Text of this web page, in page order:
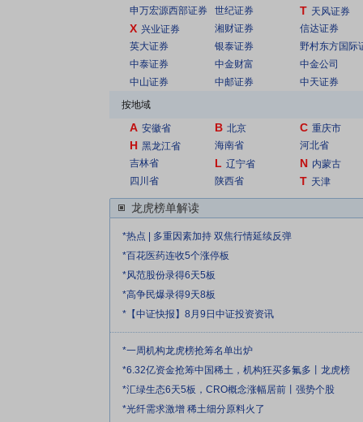
申万宏源西部证券
世纪证券 T 天风证券
X 兴业证券 湘财证券
信达证券
英大证券
银泰证券
野村东方国际
中泰证券
中金财富
中金公司
中山证券
中邮证券
中天证券
按地域
A 安徽省 B 北京 C 重庆市
H 黑龙江省 海南省
河北省
吉林省
L 辽宁省 N 内蒙古
四川省
陕西省 T 天津
龙虎榜单解读
*热点 | 多重因素加持 双焦行情延续反弹
*百花医药连收5个涨停板
*风范股份录得6天5板
*高争民爆录得9天8板
*【中证快报】8月9日中证投资资讯
*一周机构龙虎榜抢筹名单出炉
*6.32亿资金抢筹中国稀土，机构狂买多氟多丨龙虎榜
*汇绿生态6天5板，CRO概念涨幅居前丨强势个股
*光纤需求激增 稀土细分原料火了